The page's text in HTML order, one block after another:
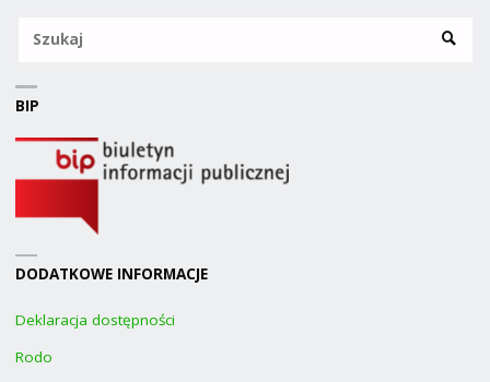
BIP
DODATKOWE INFORMACJE
Deklaracja dostępności
Rodo